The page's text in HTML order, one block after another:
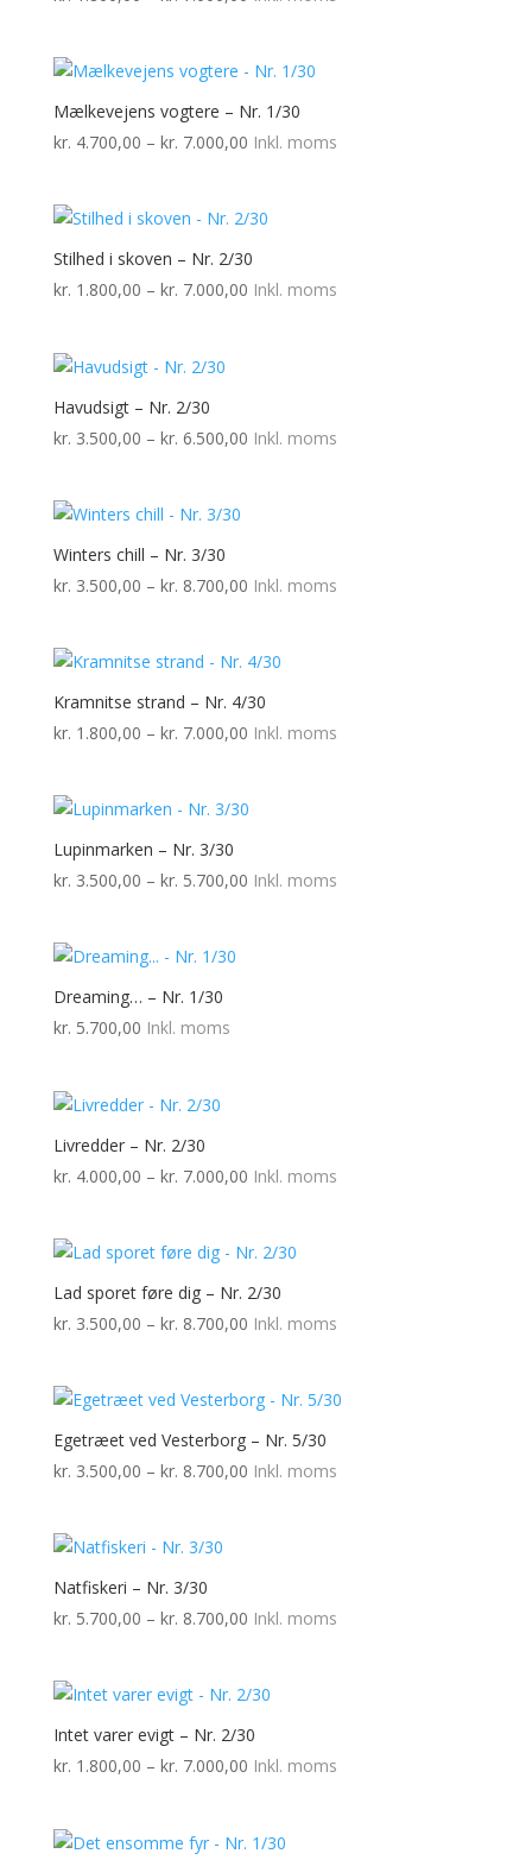
kr. 7.000,00
Mælkevejens vogtere – Nr. 1/30
kr. 4.700,00 – kr. 7.000,00Prisinterval:
kr. 7.000,00
Inkl. moms
Stilhed i skoven – Nr. 2/30
kr. 1.800,00 – kr. 7.000,00Prisinterval:
Inkl. moms
Havudsigt – Nr. 2/30
kr. 3.500,00 – kr. 6.500,00Prisinterval:
Inkl. moms
Winters chill – Nr. 3/30
kr. 3.500,00 – kr. 8.700,00Prisinterval:
kr. 8.700,00
Inkl. moms
Kramnitse strand – Nr. 4/30
kr. 1.800,00 – kr. 7.000,00Prisinterval:
kr. 7.000,00
Inkl. moms
Lupinmarken – Nr. 3/30
kr. 3.500,00 – kr. 5.700,00Prisinterval:
Inkl. moms
Dreaming… – Nr. 1/30
kr. 5.700,00 Inkl. moms
Livredder – Nr. 2/30
kr. 4.000,00 – kr. 7.000,00Prisinterval:
kr. 7.000,00
Inkl. moms
Lad sporet føre dig – Nr. 2/30
kr. 3.500,00 – kr. 8.700,00Prisinterval:
kr. 8.700,00
Inkl. moms
Egetræet ved Vesterborg – Nr. 5/30
kr. 3.500,00 – kr. 8.700,00Prisinterval:
Inkl. moms
Natfiskeri – Nr. 3/30
kr. 5.700,00 – kr. 8.700,00Prisinterval:
kr. 8.700,00
Inkl. moms
Intet varer evigt – Nr. 2/30
kr. 1.800,00 – kr. 7.000,00Prisinterval:
kr. 7.000,00
Inkl. moms